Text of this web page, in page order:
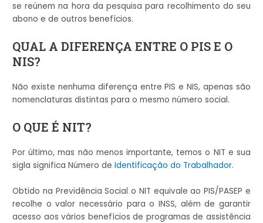
se reúnem na hora da pesquisa para recolhimento do seu
abono e de outros benefícios.
QUAL A DIFERENÇA ENTRE O PIS E O
NIS?
Não existe nenhuma diferença entre PIS e NIS, apenas são
nomenclaturas distintas para o mesmo número social.
O QUE É NIT?
Por último, mas não menos importante, temos o NIT e sua
sigla significa Número deIdentificação do Trabalhador.
Obtido na Previdência Social o NIT equivale ao PIS/PASEP e
recolhe o valor necessário para o INSS, além de garantir
acesso aos vários benefícios de programas de assistência